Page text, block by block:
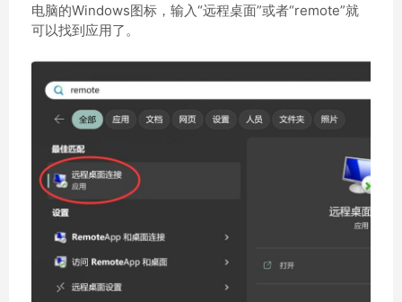
电脑的Windows图标，输入“远程桌面”或者“remote”就
可以找到应用了。